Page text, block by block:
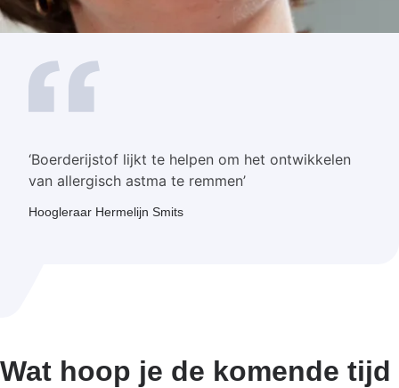
‘Boerderijstof lijkt te helpen om het ontwikkelen
van allergisch astma te remmen’
Hoogleraar Hermelijn Smits
Wat hoop je de komende tijd